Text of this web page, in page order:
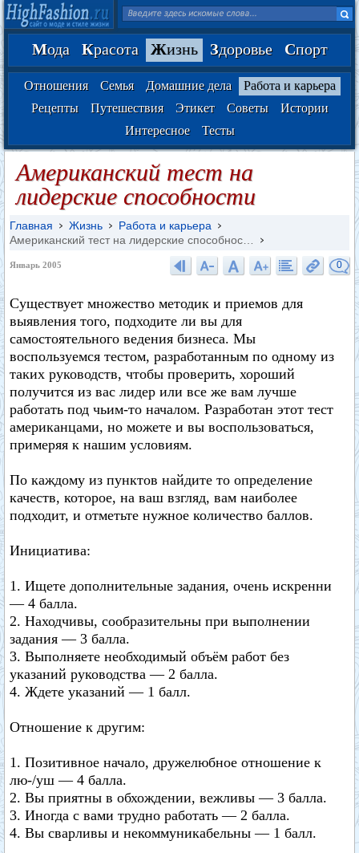
Мода Красота Жизнь Здоровье Спорт
Отношения Семья Домашние дела
Работа и карьера
Рецепты
Путешествия Этикет Советы
Истории
Интересное
Тесты
Американский тест на
лидерские способности
Главная Жизнь
Работа и карьера
Американский тест на лидерские способнос…
Январь 2005 0
Существует множество методик и приемов для
выявления того, подходите ли вы для
самостоятельного ведения бизнеса. Мы
воспользуемся тестом, разработанным по одному из
таких руководств, чтобы проверить, хороший
получится из вас лидер или все же вам лучше
работать под чьим-то началом. Разработан этот тест
американцами, но можете и вы воспользоваться,
примеряя к нашим условиям.
По каждому из пунктов найдите то определение
качеств, которое, на ваш взгляд, вам наиболее
подходит, и отметьте нужное количество баллов.
Инициатива:
1. Ищете дополнительные задания, очень искренни
— 4 балла.
2. Находчивы, сообразительны при выполнении
задания — 3 балла.
3. Выполняете необходимый объём работ без
указаний руководства — 2 балла.
4. Ждете указаний — 1 балл.
Отношение к другим:
1. Позитивное начало, дружелюбное отношение к
лю-/уш — 4 балла.
2. Вы приятны в обхождении, вежливы — 3 балла.
3. Иногда с вами трудно работать — 2 балла.
4. Вы сварливы и некоммуникабельны — 1 балл.